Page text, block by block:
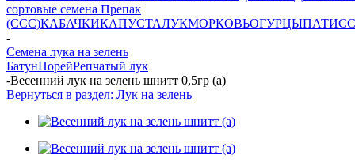
сортовые семена Препак
(ССС)КАБАЧКИКАПУСТАЛУКМОРКОВЬОГУРЦЫ
-
Семена лука на зелень
БатунПорейРепчатый лук
-Весенний лук на зелень шнитт 0,5гр (а)
Вернуться в раздел: Лук на зелень